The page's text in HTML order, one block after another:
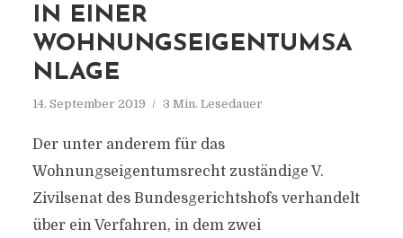
IN EINER
WOHNUNGSEIGENTUMSA
NLAGE
14. September 2019 3 Min. Lesedauer
Der unter anderem für das
Wohnungseigentumsrecht zuständige V.
Zivilsenat des Bundesgerichtshofs verhandelt
über ein Verfahren, in dem zwei